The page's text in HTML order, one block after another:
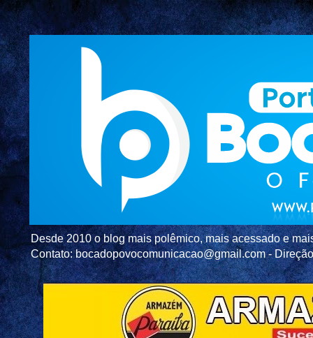
Desde 2010 o blog mais polêmico, mais acessado e
Contato: bocadopovocomunicacao@gmail.com -